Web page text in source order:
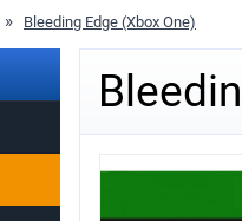
Bleeding Edge (Xbox One)